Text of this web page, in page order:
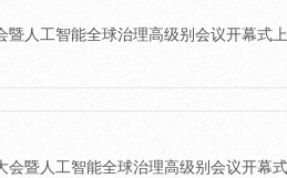
人工智能全球治理高级别会议开幕式
暨人工智能全球治理高级别会议开幕